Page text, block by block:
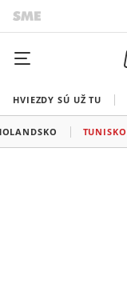
HVIEZDY SÚ UŽ TU
TUNISKO